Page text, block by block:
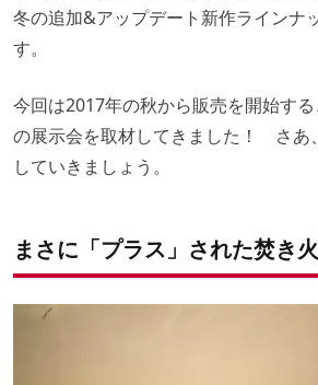
冬の追加&アップデート新作ラインナ
す。
今回は2017年の秋から販売を開始す
の展示会を取材してきました！ さあ
していきましょう。
まさに「プラス」された焚き